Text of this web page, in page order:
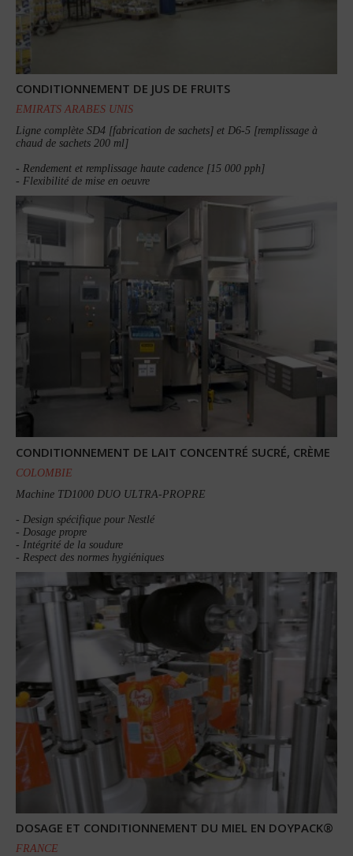
CONDITIONNEMENT DE JUS DE FRUITS
EMIRATS ARABES UNIS
Ligne complète SD4 [fabrication de sachets] et D6-5 [remplissage à
chaud de sachets 200 ml]
- Rendement et remplissage haute cadence [15 000 pph]
- Flexibilité de mise en oeuvre
CONDITIONNEMENT DE LAIT CONCENTRÉ SUCRÉ, CRÈME
COLOMBIE
Machine TD1000 DUO ULTRA-PROPRE
- Design spécifique pour Nestlé
- Dosage propre
- Intégrité de la soudure
- Respect des normes hygiéniques
DOSAGE ET CONDITIONNEMENT DU MIEL EN DOYPACK®
FRANCE